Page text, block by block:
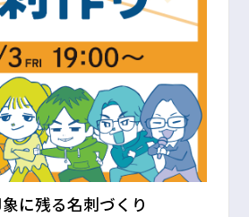
に残る名刺づくり